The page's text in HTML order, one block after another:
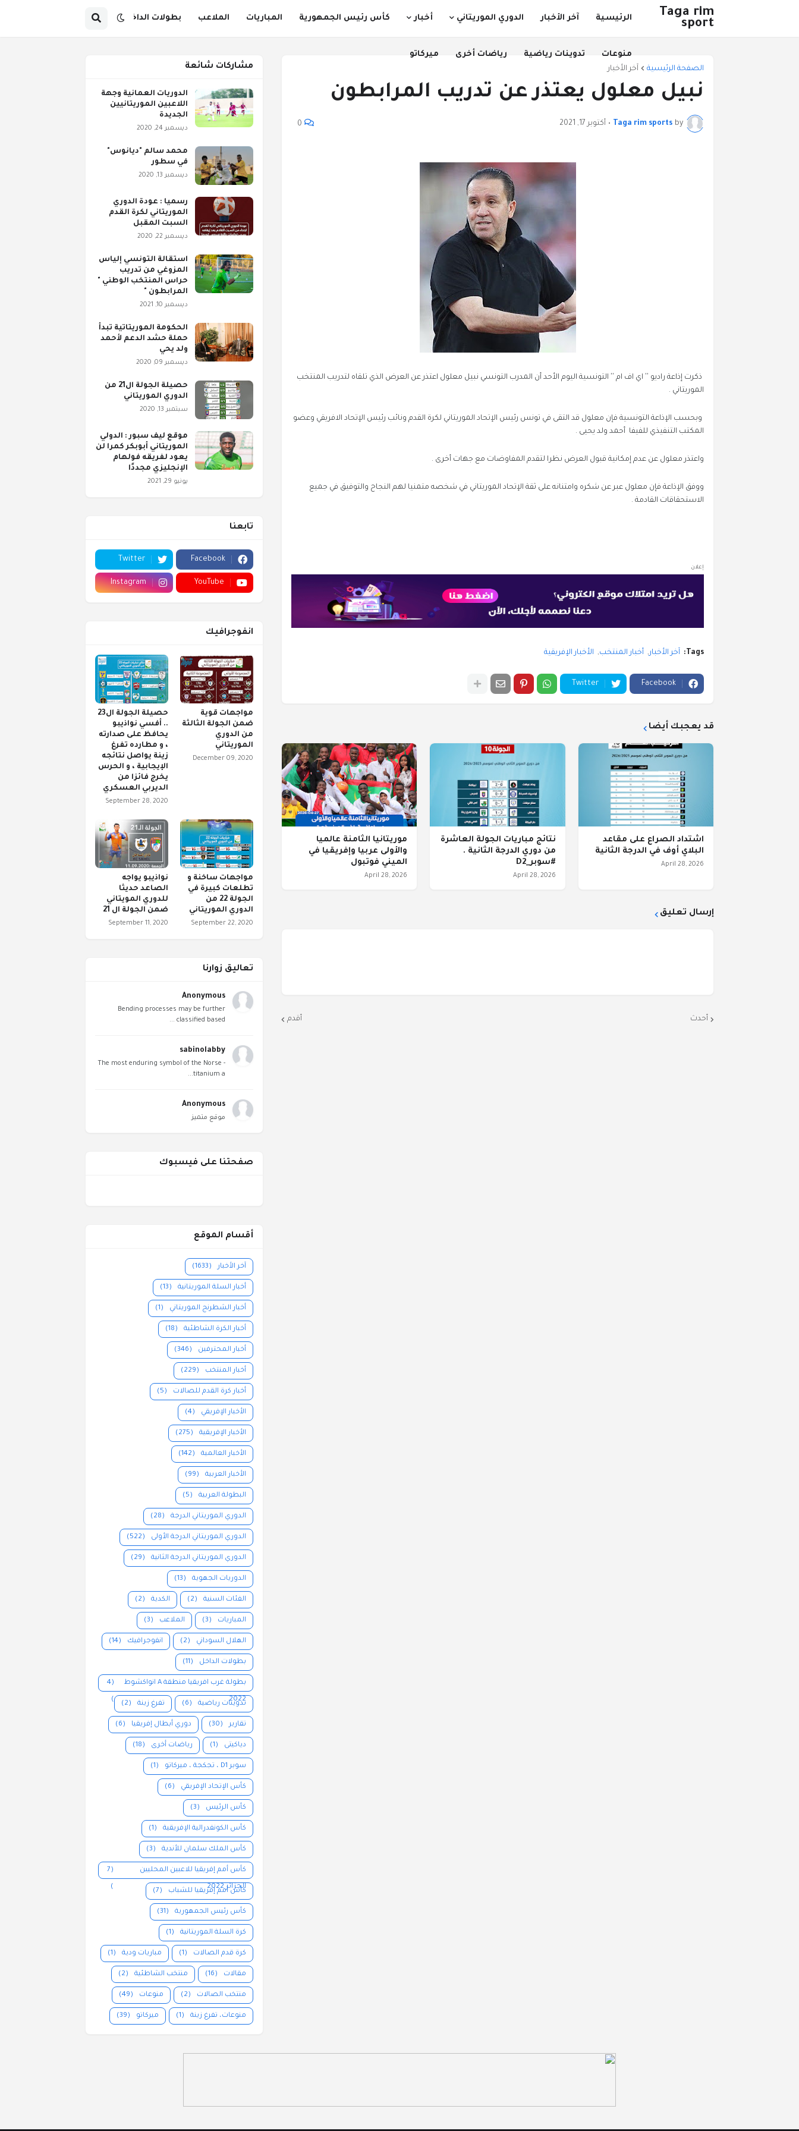
Taga rim
sport
الرئيسية آخر الأخبار الدوري الموريتاني أخبار كأس رئيس الجمهورية المباريات الملاعب بطولات الداخل
منوعات تدوينات رياضية رياضات أخرى ميركاتو
الصفحة الرئيسية آخر الأخبار
نبيل معلول يعتذر عن تدريب المرابطون
by
Taga rim sports
• أكتوبر 17, 2021 0
ذكرت إذاعة راديو '' اي اف ام '' التونسية اليوم الأحد أن المدرب التونسي نبيل معلول اعتذر عن العرض الذي تلقاه لتدريب المنتخب
الموريتاني .
وبحسب الإذاعة التونسية فإن معلول قد التقى في تونس رئيس الإتحاد الموريتاني لكرة القدم ونائب رئيس الإتحاد الافريقي وعضو
المكتب التنفيذي للفيفا أحمد ولد يحيى .
واعتذر معلول عن عدم إمكانية قبول العرض نظرا لتقدم المفاوضات مع جهات أخرى .
ووفق الإذاعة فإن معلول عبر عن شكره وامتنانه على ثقة الإتحاد الموريتاني في شخصه متمنيا لهم النجاح والتوفيق في جميع
الاستحقاقات القادمة .
إعلان
Tags: آخر الأخبار أخبار المنتخب الأخبار الإفريقية
Facebook
Twitter
قد يعجبك أيضا
اشتداد الصراع على مقاعد
البلاي أوف في الدرجة الثانية
April 28, 2026
نتائج مباريات الجولة العاشرة
من دوري الدرجة الثانية .
#سوبر_D2
April 28, 2026
موريتانيا الثامنة عالميا
والأولى عربيا وإفريقيا في
الميني فوتبول
April 28, 2026
إرسال تعليق
أحدث أقدم
مشاركات شائعة
الدوريات العمانية وجهة
اللاعبين الموريتانيين
الجديدة
ديسمبر 24, 2020
محمد سالم "ديانوس"
في سطور
ديسمبر 13, 2020
رسميا : عودة الدوري
الموريتاني لكرة القدم
السبت المقبل
ديسمبر 22, 2020
استقالة التونسي إلياس
المزوغي من تدريب
حراس المنتخب الوطني "
المرابطون "
ديسمبر 10, 2021
الحكومة الموريتاتية تبدأ
حملة حشد الدعم لأحمد
ولد يحي
ديسمبر 09, 2020
حصيلة الجولة ال21 من
الدوري الموريتاني
سبتمبر 13, 2020
موقع ليف سبور : الدولي
الموريتاني أبوبكر كمرا لن
يعود لفريقه فولهام
الإنجليزي مجددًا
يونيو 29, 2021
تابعنا
Facebook
Twitter
YouTube
Instagram
انفوجرافيك
مواجهات قوية
ضمن الجولة الثالثة
من الدوري
الموريتاني
December 09, 2020
حصيلة الجولة ال23
.. أفسي نواذيبو
يحافظ على صدارته
، و مطارده تفرغ
زينة يواصل نتائجه
الإيجابية ، و الحرس
يخرج فائزا من
الديربي العسكري
September 28, 2020
مواجهات ساخنة و
تطلعات كبيرة في
الجولة 22 من
الدوري الموريتاني
September 22, 2020
نواذيبو يواجه
الصاعد حديثا
للدوري المويتاني
ضمن الجولة ال 21
September 11, 2020
تعاليق زوارنا
Anonymous
Bending processes may be further
classified based ...
sabinolabby
The most enduring symbol of the Norse -
titanium a...
Anonymous
موقع متميز
صفحتنا على فيسبوك
أقسام الموقع
آخر الأخبار (1633)
أخبار السلة الموريتانية (13)
أخبار الشطرنج الموريتاني (1)
أخبار الكرة الشاطئية (18)
أخبار المحترفين (346)
أخبار المنتخب (229)
أخبار كرة القدم للصالات (5)
الأخبار الإفريقي (4)
الأخبار الإفريقية (275)
الأخبار العالمية (142)
الأخبار العربية (99)
البطولة العربية (5)
الدوري الموريتاني الدرجة (28)
الدوري الموريتاني الدرجة الأولى (522)
الدوري الموريتاني الدرجة الثانية (29)
الدوريات الجهوية (13)
الفئات السنية (2) الكدية (2)
المباريات (3) الملاعب (3)
الهلال السوداني (2) انفوجرافيك (14)
بطولات الداخل (11)
بطولة غرب افريقيا منطقة A انواكشوط
2022
(4
)
تدوينات رياضية (6) تفرغ زينة (2)
تقارير (30) دوري أبطال إفريقيا (6)
دياكيتى (1) رياضات أخرى (18)
سوبر D1 ، تجكجة ، ميركاتو (1)
كأس الإتحاد الإفريقي (6)
كأس الرئيس (3)
كأس الكونفدرالية الإفريقية (1)
كأس الملك سلمان للأندية (3)
كأس أمم إفريقيا للاعبين المحليين
الجزائر 2022
(7
)
كأس أمم إفريقيا للشباب (7)
كأس رئيس الجمهورية (31)
كرة السلة الموريتانية (1)
كرة قدم الصالات (1) مباريات ودية (1)
مقالات (16) منتخب الشاطئية (2)
منتخب الصالات (2) منوعات (49)
منوعات، تفرغ زينة (1) ميركاتو (39)